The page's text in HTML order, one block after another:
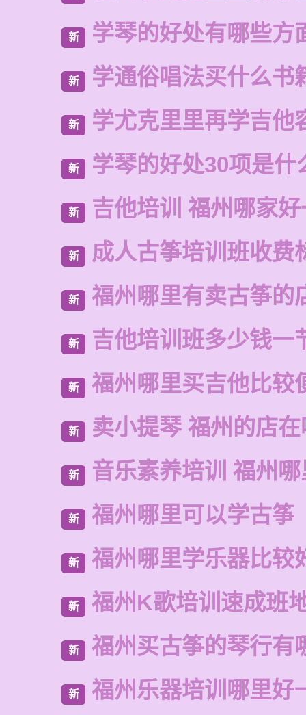
新 学琴的好处有哪些方
新 学通俗唱法买什么书
新 学尤克里里再学吉他
新 学琴的好处30项是什
新 吉他培训 福州哪家
新 成人古筝培训班收费
新 福州哪里有卖古筝的
新 吉他培训班多少钱一
新 福州哪里买吉他比较
新 卖小提琴 福州的店
新 音乐素养培训 福州
新 福州哪里可以学古筝
新 福州哪里学乐器比较
新 福州K歌培训速成班
新 福州买古筝的琴行有
新 福州乐器培训哪里好